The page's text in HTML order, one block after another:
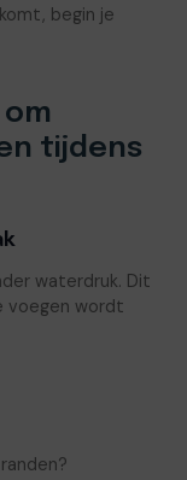
begin je
tijdens
waterdruk. Dit
voegen wordt